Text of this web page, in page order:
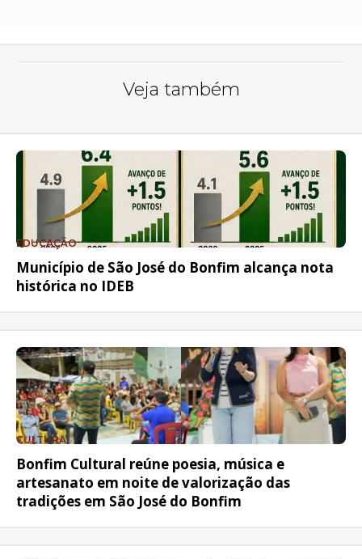
Veja também
EDUCAÇÃO
Município de São José do Bonfim alcança nota
histórica no IDEB
CULTURA
Bonfim Cultural reúne poesia, música e
artesanato em noite de valorização das
tradições em São José do Bonfim